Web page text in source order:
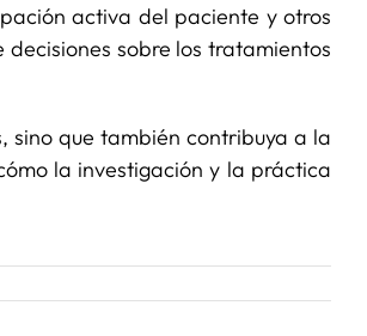
activa del paciente y otros
sobre los tratamientos
sino que también contribuya a la
la investigación y la práctica